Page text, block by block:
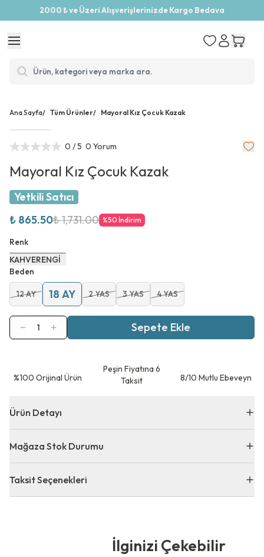
2000 ₺ ve Üzeri Alışverişlerinizde Kargo Bedava
Ana Sayfa/ Tüm Ürünler/ Mayoral Kız Çocuk Kazak
0 / 5 0 Yorum
Mayoral Kız Çocuk Kazak
Yetkili Satıcı
₺ 865.50₺ 1,731.00 %50 İndirim
Renk
KAHVERENGİ
Beden
12 AY 18 AY 2 YAS 3 YAS 4 YAS
1 Sepete Ekle
⁠%100 Orijinal Ürün
Peşin Fiyatına 6
Taksit
8/10 Mutlu Ebeveyn
Ürün Detayı
Mağaza Stok Durumu
Taksit Seçenekleri
İlginizi Çekebilir